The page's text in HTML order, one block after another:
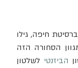
הביזנטי לשלטון